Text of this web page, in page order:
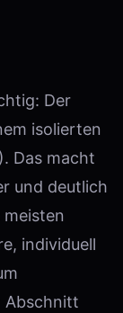
Der
isolierten
Das macht
und deutlich
individuell
Abschnitt